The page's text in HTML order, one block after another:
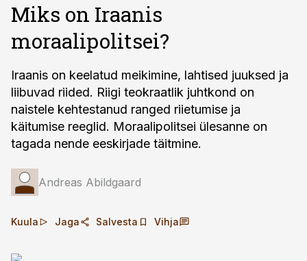
Miks on Iraanis
moraalipolitsei?
Iraanis on keelatud meikimine, lahtised juuksed ja
liibuvad riided. Riigi teokraatlik juhtkond on
naistele kehtestanud ranged riietumise ja
käitumise reeglid. Moraalipolitsei ülesanne on
tagada nende eeskirjade täitmine.
Andreas Abildgaard
Kuula Jaga Salvesta Vihja